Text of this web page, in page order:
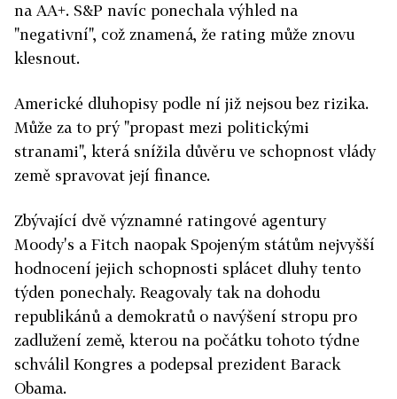
na AA+. S&P navíc ponechala výhled na
"negativní", což znamená, že rating může znovu
klesnout.
Americké dluhopisy podle ní již nejsou bez rizika.
Může za to prý "propast mezi politickými
stranami", která snížila důvěru ve schopnost vlády
země spravovat její finance.
Zbývající dvě významné ratingové agentury
Moody's a Fitch naopak Spojeným státům nejvyšší
hodnocení jejich schopnosti splácet dluhy tento
týden ponechaly. Reagovaly tak na dohodu
republikánů a demokratů o navýšení stropu pro
zadlužení země, kterou na počátku tohoto týdne
schválil Kongres a podepsal prezident Barack
Obama.